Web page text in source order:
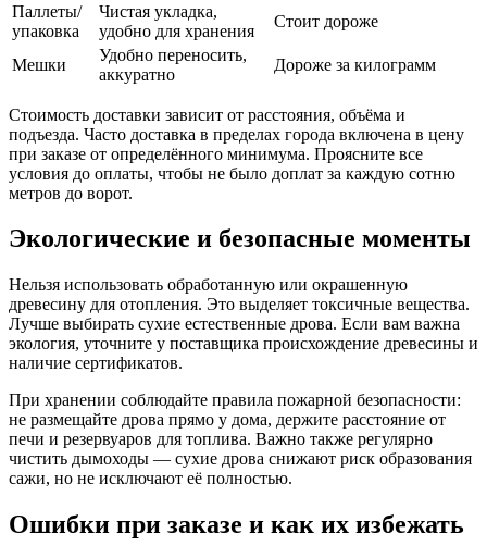
Паллеты/
упаковка
Чистая укладка,
удобно для хранения
Стоит дороже
Мешки
Удобно переносить,
аккуратно
Дороже за килограмм
Стоимость доставки зависит от расстояния, объёма и
подъезда. Часто доставка в пределах города включена в цену
при заказе от определённого минимума. Проясните все
условия до оплаты, чтобы не было доплат за каждую сотню
метров до ворот.
Экологические и безопасные моменты
Нельзя использовать обработанную или окрашенную
древесину для отопления. Это выделяет токсичные вещества.
Лучше выбирать сухие естественные дрова. Если вам важна
экология, уточните у поставщика происхождение древесины и
наличие сертификатов.
При хранении соблюдайте правила пожарной безопасности:
не размещайте дрова прямо у дома, держите расстояние от
печи и резервуаров для топлива. Важно также регулярно
чистить дымоходы — сухие дрова снижают риск образования
сажи, но не исключают её полностью.
Ошибки при заказе и как их избежать